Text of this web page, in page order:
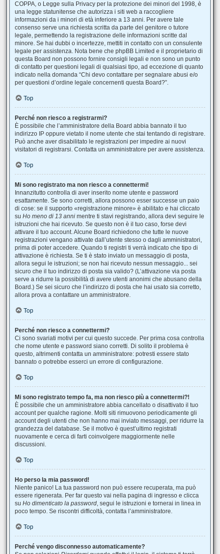
COPPA, o Legge sulla Privacy per la protezione dei minori del 1998, è
una legge statunitense che autorizza i siti web a raccogliere
informazioni da i minori di età inferiore a 13 anni. Per avere tale
consenso serve una richiesta scritta da parte del genitore o tutore
legale, permettendo la registrazione delle informazioni scritte dal
minore. Se hai dubbi o incertezze, mettiti in contatto con un consulente
legale per assistenza. Nota bene che phpBB Limited e il proprietario di
questa Board non possono fornire consigli legali e non sono un punto
di contatto per questioni legali di qualsiasi tipo, ad eccezione di quanto
indicato nella domanda “Chi devo contattare per segnalare abusi e/o
per questioni d’ordine legale concernenti questa Board?”.
Top
Perché non riesco a registrarmi?
È possibile che l’amministratore della Board abbia bannato il tuo
indirizzo IP oppure vietato il nome utente che stai tentando di registrare.
Può anche aver disabilitato le registrazioni per impedire ai nuovi
visitatori di registrarsi. Contatta un amministratore per avere assistenza.
Top
Mi sono registrato ma non riesco a connettermi!
Innanzitutto controlla di aver inserito nome utente e password
esattamente. Se sono corretti, allora possono esser successe un paio
di cose: se il supporto «registrazione minore» è abilitato e hai cliccato
su Ho meno di 13 anni mentre ti stavi registrando, allora devi seguire le
istruzioni che hai ricevuto. Se questo non è il tuo caso, forse devi
attivare il tuo account. Alcune Board richiedono che tutte le nuove
registrazioni vengano attivate dall’utente stesso o dagli amministratori,
prima di poter accedere. Quando ti registri ti verrà indicato che tipo di
attivazione è richiesta. Se ti è stato inviato un messaggio di posta,
allora segui le istruzioni; se non hai ricevuto nessun messaggio... sei
sicuro che il tuo indirizzo di posta sia valido? (L’attivazione via posta
serve a ridurre la possibilità di avere utenti anonimi che abusano della
Board.) Se sei sicuro che l’indirizzo di posta che hai usato sia corretto,
allora prova a contattare un amministratore.
Top
Perché non riesco a connettermi?
Ci sono svariati motivi per cui questo succede. Per prima cosa controlla
che nome utente e password siano corretti. Di solito il problema è
questo, altrimenti contatta un amministratore: potresti essere stato
bannato o potrebbe esserci un errore di configurazione.
Top
Mi sono registrato tempo fa, ma non riesco più a connettermi?!
È possibile che un amministratore abbia cancellato o disattivato il tuo
account per qualche ragione. Molti siti rimuovono periodicamente gli
account degli utenti che non hanno mai inviato messaggi, per ridurre la
grandezza del database. Se il motivo è quest’ultimo registrati
nuovamente e cerca di farti coinvolgere maggiormente nelle
discussioni.
Top
Ho perso la mia password!
Niente panico! La tua password non può essere recuperata, ma può
essere rigenerata. Per far questo vai nella pagina di ingresso e clicca
su Ho dimenticato la password, segui le istruzioni e tornerai in linea in
poco tempo. Se riscontri difficoltà, contatta l’amministratore.
Top
Perché vengo disconnesso automaticamente?